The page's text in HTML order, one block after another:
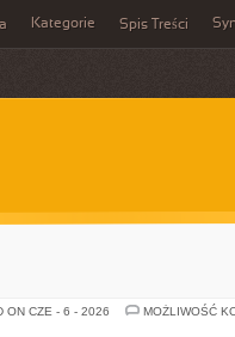
Kategorie Spis Treści
ON CZE - 6 - 2026
MOŻLIWOŚĆ